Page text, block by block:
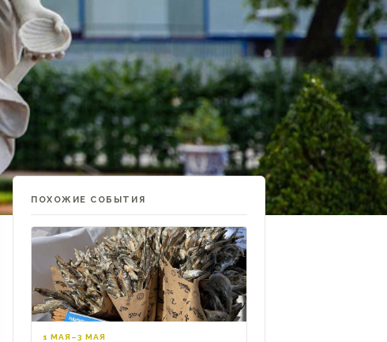
ПОХОЖИЕ СОБЫТИЯ
1 МАЯ–3 МАЯ